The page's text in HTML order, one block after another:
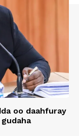
oo daahfuray